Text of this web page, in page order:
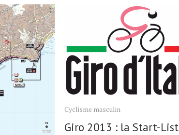
Cyclisme masculin
Giro 2013 : la Start-List